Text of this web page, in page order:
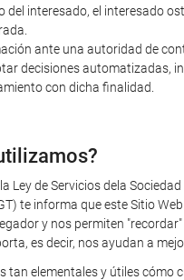
interesado, el interesado
ante una autoridad de
decisiones
con dicha finalidad.
Ley de Servicios dela
te informa que este Sitio
y nos permiten
es decir, nos ayudan a
tan elementales y útiles